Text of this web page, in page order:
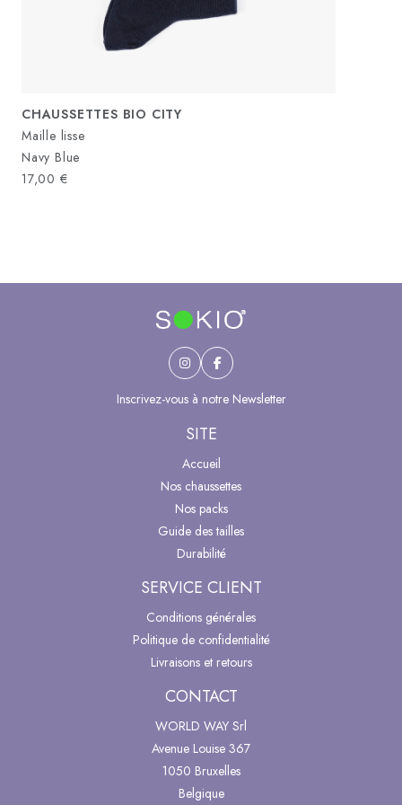
CHAUSSETTES BIO CITY
Maille lisse
Navy Blue
17,00 €
Inscrivez-vous à notre Newsletter
SITE
Accueil
Nos chaussettes
Nos packs
Guide des tailles
Durabilité
SERVICE CLIENT
Conditions générales
Politique de confidentialité
Livraisons et retours
CONTACT
WORLD WAY Srl
Avenue Louise 367
1050 Bruxelles
Belgique